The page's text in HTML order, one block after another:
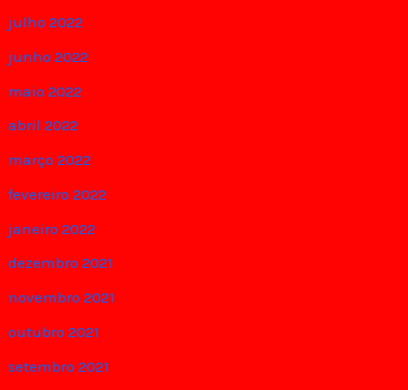
julho 2022
junho 2022
maio 2022
abril 2022
março 2022
fevereiro 2022
janeiro 2022
dezembro 2021
novembro 2021
outubro 2021
setembro 2021